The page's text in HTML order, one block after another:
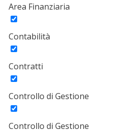
Area Finanziaria
Contabilità
Contratti
Controllo di Gestione
Controllo di Gestione